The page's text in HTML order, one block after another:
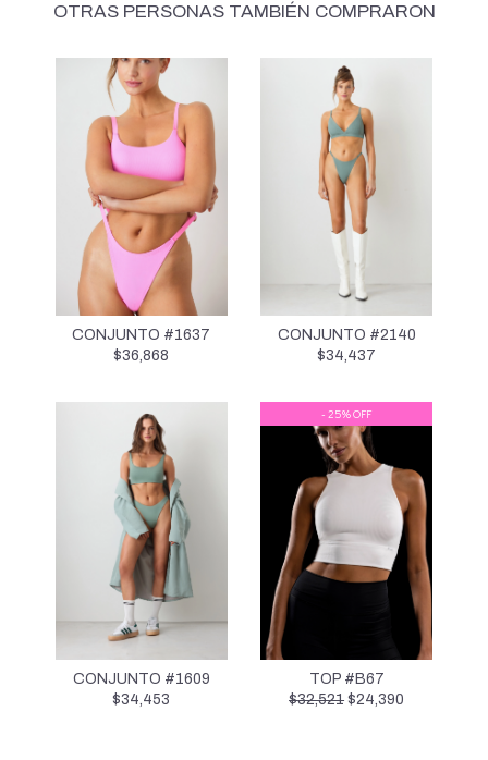
OTRAS PERSONAS TAMBIÉN COMPRARON
CONJUNTO #1637
$36,868
CONJUNTO #2140
$34,437
CONJUNTO #1609
$34,453
- 25% OFF
TOP #B67
$32,521 El
$24,390